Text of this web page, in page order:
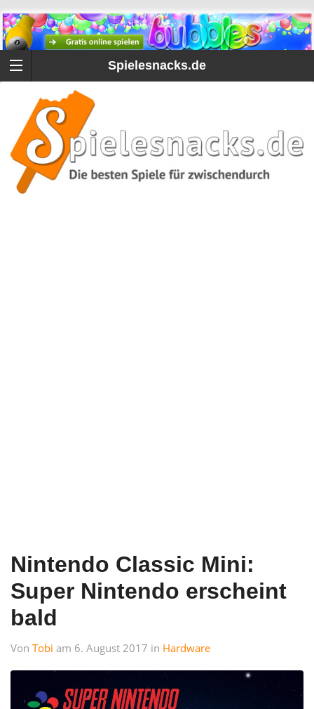
Spielesnacks.de
Nintendo Classic Mini:
Super Nintendo erscheint
bald
Von Tobi am 6. August 2017 in Hardware